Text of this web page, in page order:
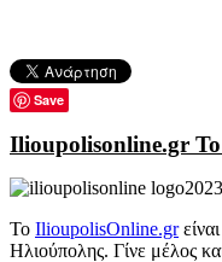
Save
Ilioupolisonline.gr Το
Το IlioupolisOnline.gr
Ηλιούπολης. Γίνε μέλος